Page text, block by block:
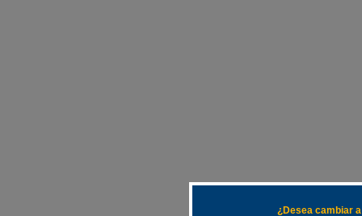
¿Desea cambiar